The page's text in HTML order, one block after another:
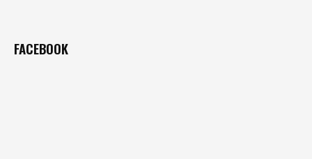
FACEBOOK